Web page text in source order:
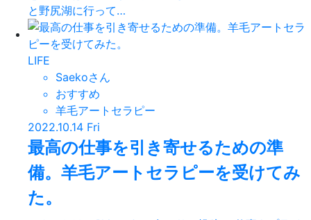
と野尻湖に行って…
LIFE
Saekoさん
おすすめ
羊毛アートセラピー
2022.10.14 Fri
最高の仕事を引き寄せるための準
備。羊毛アートセラピーを受けてみ
た。